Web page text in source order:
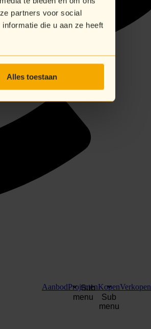
partners voor social
die u aan ze heeft
Alles toestaan
AanbodProjecten
Sub
menu
Kopen
Sub
menu
Verkopen